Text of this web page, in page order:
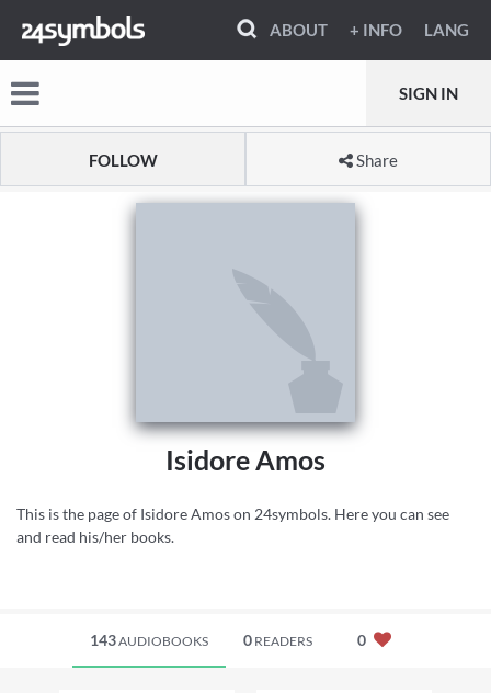
ABOUT + INFO LANG
SIGN IN
FOLLOW Share
Isidore Amos
This is the page of Isidore Amos on 24symbols. Here you can see
and read his/her books.
143AUDIOBOOKS 0READERS 0